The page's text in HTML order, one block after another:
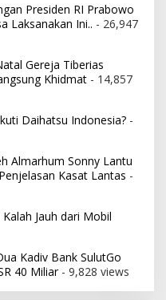
Presiden RI Prabowo
Laksanakan Ini.. - 26,947
Gereja Tiberias
Khidmat - 14,857
Daihatsu Indonesia? -
Almarhum Sonny Lantu
Kasat Lantas -
Jauh dari Mobil
Kadiv Bank SulutGo
40 Miliar- 9,828 views